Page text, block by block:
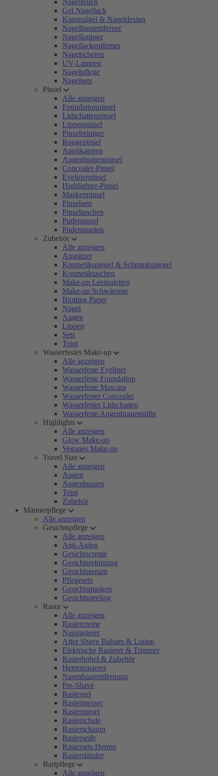
Nagelfeilen
Gel Nagellack
Kunstnägel & Nageldesign
Nagelhautentferner
Nagelknipser
Nagellackentferner
Nagelscheren
UV-Lampen
Nagelpflege
Nagelsets
Pinsel
Alle anzeigen
Foundationpinsel
Lidschattenpinsel
Lippenpinsel
Pinselreiniger
Rougepinsel
Applikatoren
Augenbrauenpinsel
Concealer-Pinsel
Eyelinerpinsel
Highlighter-Pinsel
Maskenpinsel
Pinselsets
Pinseltaschen
Puderpinsel
Puderquasten
Zubehör
Alle anzeigen
Anspitzer
Kosmetikspiegel & Schminkspiegel
Kosmetiktaschen
Make-up Leerpaletten
Make-up Schwämme
Blotting Paper
Nägel
Augen
Lippen
Sets
Teint
Wasserfestes Make-up
Alle anzeigen
Wasserfeste Eyeliner
Wasserfeste Foundation
Wasserfeste Mascara
Wasserfester Concealer
Wasserfester Lidschatten
Wasserfeste Augenbrauenstifte
Highlights
Alle anzeigen
Glow Make-up
Veganes Make-up
Travel Size
Alle anzeigen
Augen
Augenbrauen
Teint
Zubehör
Männerpflege
Alle anzeigen
Gesichtspflege
Alle anzeigen
Anti-Aging
Gesichtscreme
Gesichtsreinigung
Gesichtsserum
Pflegesets
Gesichtsmasken
Gesichtspeeling
Rasur
Alle anzeigen
Rasiercreme
Nassrasierer
After Shave Balsam & Lotion
Elektrische Rasierer & Trimmer
Rasierhobel & Zubehör
Herrenrasierer
Nasenhaarentfernung
Pre-Shave
Rasiergel
Rasiermesser
Rasierpinsel
Rasierschale
Rasierschaum
Rasierseife
Rasiersets Herren
Rasierständer
Bartpflege
Alle anzeigen